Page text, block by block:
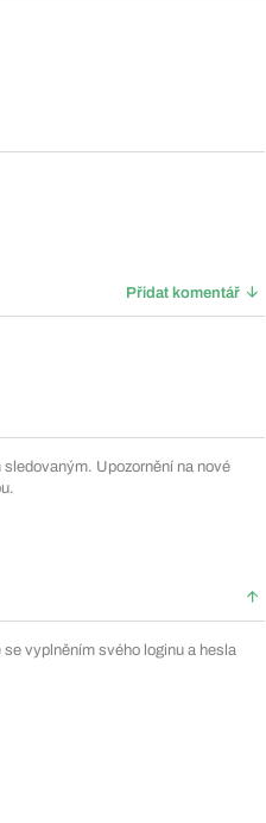
Přidat komentář
Upozornění na nové
vyplněním svého loginu a hesla